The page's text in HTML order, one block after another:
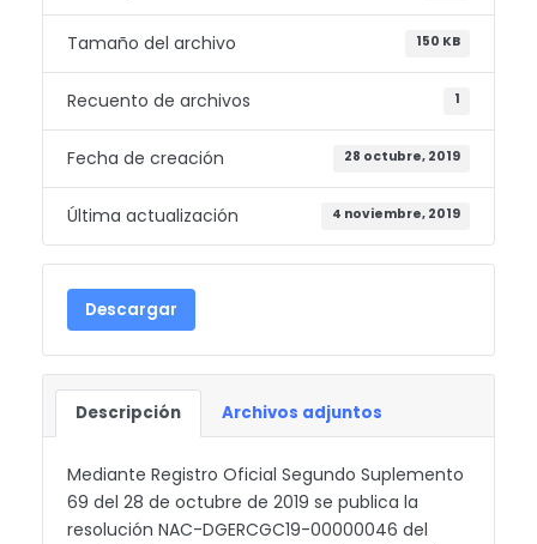
Tamaño del archivo 150 KB
Recuento de archivos 1
Fecha de creación 28 octubre, 2019
Última actualización 4 noviembre, 2019
Descargar
Descripción Archivos adjuntos
Mediante Registro Oficial Segundo Suplemento
69 del 28 de octubre de 2019 se publica la
resolución NAC-DGERCGC19-00000046 del